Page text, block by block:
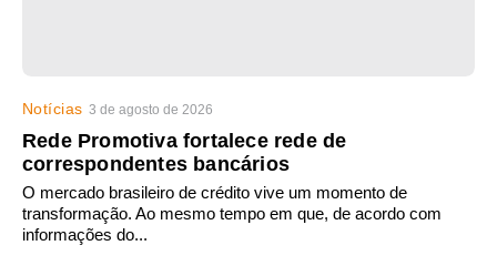
Notícias 3 de agosto de 2026
Rede Promotiva fortalece rede de
correspondentes bancários
O mercado brasileiro de crédito vive um momento de
transformação. Ao mesmo tempo em que, de acordo com
informações do...